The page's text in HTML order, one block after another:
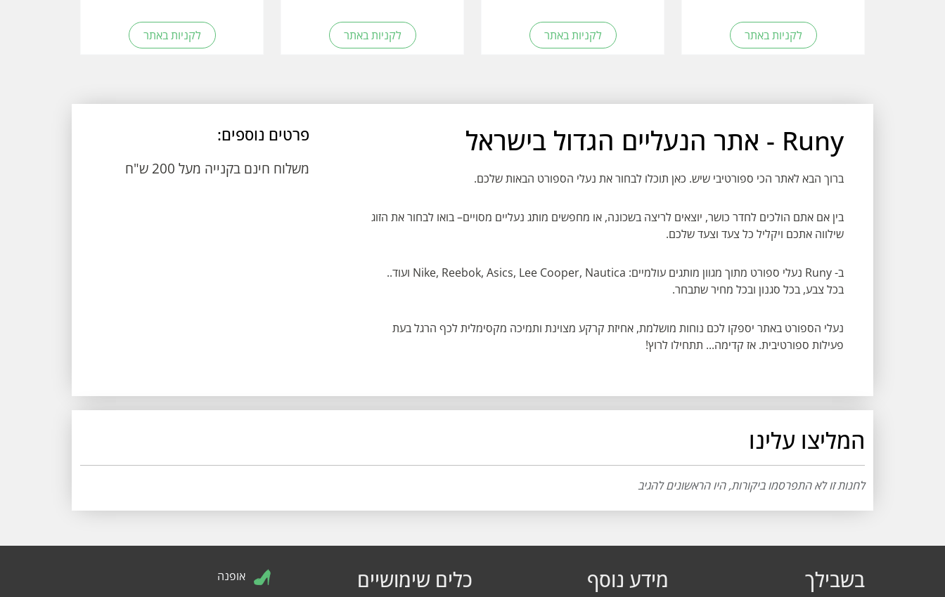
לקניות באתר לקניות באתר לקניות באתר לקניות באתר
Runy - אתר הנעליים הגדול בישראל
ברוך הבא לאתר הכי ספורטיבי שיש. כאן תוכלו לבחור את נעלי הספורט הבאות שלכם.
בין אם אתם הולכים לחדר כושר, יוצאים לריצה בשכונה, או מחפשים מותג נעליים מסויים– בואו לבחור את הזוג
שילווה אתכם ויקליל כל צעד וצעד שלכם.
ב- Runy נעלי ספורט מתוך מגוון מותגים עולמיים: Nike, Reebok, Asics, Lee Cooper, Nautica ועוד..
בכל צבע, בכל סגנון ובכל מחיר שתבחר.
נעלי הספורט באתר יספקו לכם נוחות מושלמת, אחיזת קרקע מצוינת ותמיכה מקסימלית לכף הרגל בעת
פעילות ספורטיבית. אז קדימה... תתחילו לרוץ!
פרטים נוספים:
משלוח חינם בקנייה מעל 200 ש"ח
המליצו עלינו
לחנות זו לא התפרסמו ביקורות, היו הראשונים להגיב
בשבילך מידע נוסף כלים שימושיים
אופנה